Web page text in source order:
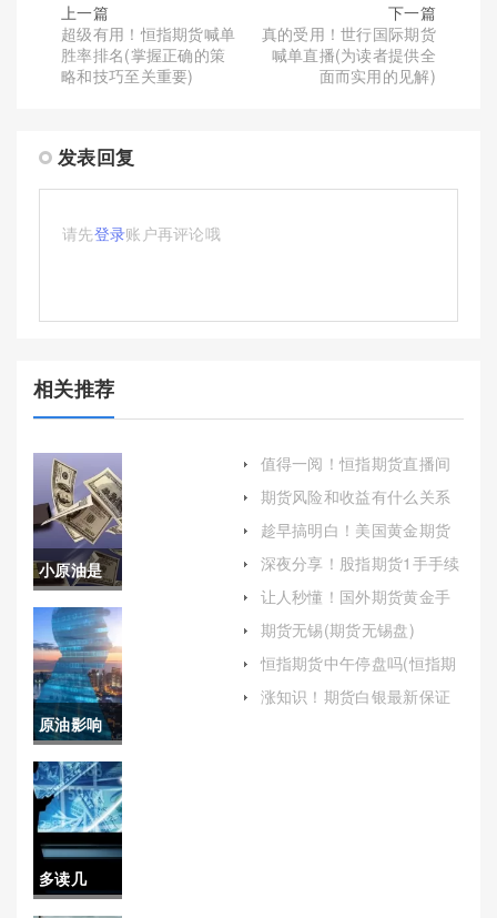
上一篇
超级有用！恒指期货喊单
胜率排名(掌握正确的策
略和技巧至关重要)
下一篇
真的受用！世行国际期货
喊单直播(为读者提供全
面而实用的见解)
发表回复
请先登录账户再评论哦
相关推荐
小原油是
期货吗(纽
约原油期
货实时行
情)
原油影响
因素(原油
涨跌决定
因素)
多读几
值得一阅！恒指期货直播间
喊单(实时指导与风险控制)
期货风险和收益有什么关系
(期货风险和收益有什么关系
吗)
趁早搞明白！美国黄金期货
保证金计算（详细阐述美国
黄金期货保证金的计算方法
及其对投资者的影响）
深夜分享！股指期货1手手续
费（提供一些实用的交易技
巧）
让人秒懂！国外期货黄金手
续费(国外黄金期货交易时间)
期货无锡(期货无锡盘)
恒指期货中午停盘吗(恒指期
货几点开盘)
涨知识！期货白银最新保证